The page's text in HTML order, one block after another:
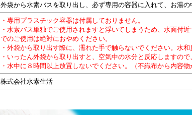
外袋から水素バスを取り出し、必ず専用の容器に入れて、お湯の
・専用プラスチック容器は付属しておりません。
・水素バス単独でご使用されますと浮いてしまうため、水面付
でのご使用は絶対におやめください。
・外袋から取り出す際に、濡れた手で触らないでください。水
・いったん外袋から取り出すと、空気中の水分と反応しますので
・水中に８時間以上放置しないでください。（不織布から内容物
株式会社水素生活